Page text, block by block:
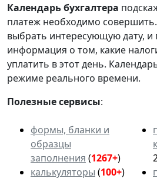
Календарьбухгалтера
платеж необходимо
выбрать интересующую дату, и
информация о том, какие
уплатить в этот день.
режиме реального времени.
Полезные сервисы:
формы, бланки и
образцы
заполнения (1267+)
калькуляторы (100+)